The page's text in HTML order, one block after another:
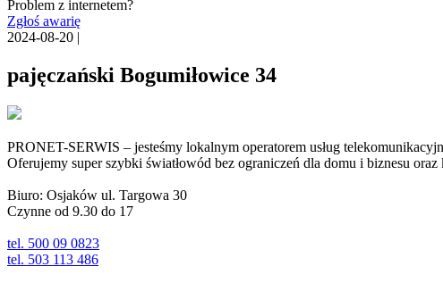
Problem z internetem?
Zgłoś awarię
2024-08-20 |
pajęczański Bogumiłowice 34
PRONET-SERWIS – jesteśmy lokalnym operatorem usług
Oferujemy super szybki światłowód bez ograniczeń dla domu i biznesu
Biuro: Osjaków ul. Targowa 30
Czynne od 9.30 do 17
tel. 500 09 0823
tel. 503 113 486